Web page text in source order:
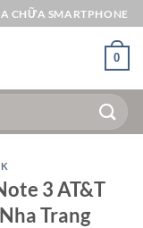
CHỮA SMARTPHONE
0
3 AT&T
Trang